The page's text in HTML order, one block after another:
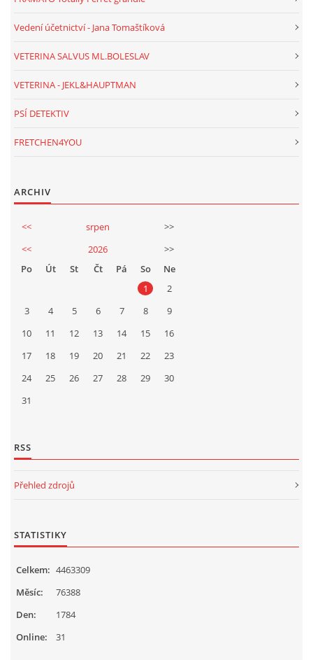
Vedení účetnictví - Jana Tomaštíková
VETERINA SALVUS ML.BOLESLAV
VETERINA - JEKL&HAUPTMAN
PSÍ DETEKTIV
FRETCHEN4YOU
ARCHIV
<< srpen
>>
<<
2026
>>
Po
Út St Čt Pá So
Ne
1
2
3
4 5 6 7 8
9
10
11 12 13 14 15
16
17
18 19 20 21 22
23
24
25 26 27 28 29
30
31
RSS
Přehled zdrojů
STATISTIKY
Online: 31
Celkem: 4463309
Měsíc:
76388
Den:
1784